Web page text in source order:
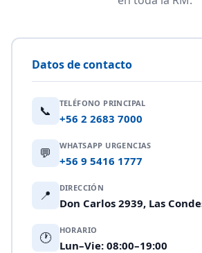
Datos de contacto
📞 TELÉFONO PRINCIPAL
+56 2 2683 7000
💬 WHATSAPP URGENCIAS
+56 9 5416 1777
📍 DIRECCIÓN
Don Carlos 2939, Las
🕐 HORARIO
Lun–Vie: 08:00–19:00